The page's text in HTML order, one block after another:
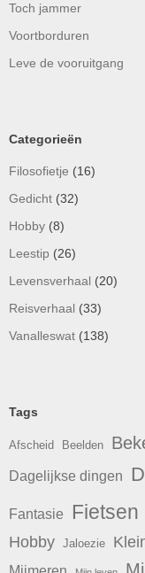
Toch jammer
Voortborduren
Leve de vooruitgang
Categorieën
Filosofietje (16)
Gedicht (32)
Hobby (8)
Leestip (26)
Levensverhaal (20)
Reisverhaal (33)
Vanalleswat (138)
Tags
Afscheid Beelden
Dagelijkse dingen
Fantasie Fietsen
Hobby Jaloezie